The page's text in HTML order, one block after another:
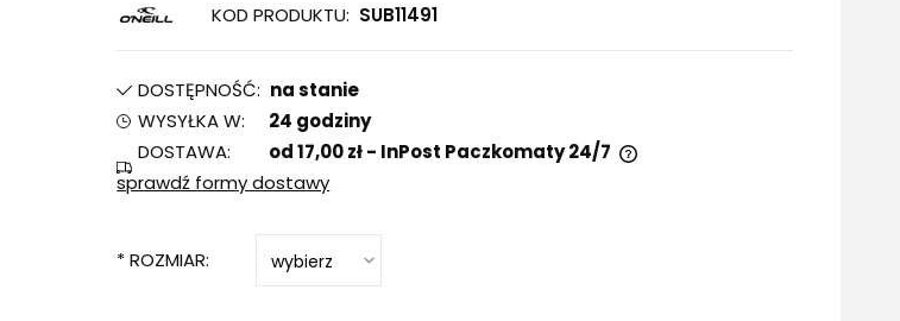
KOD PRODUKTU: SUB11491
DOSTĘPNOŚĆ: na stanie
WYSYŁKA W:
24 godziny
DOSTAWA:
od 17,00 zł - InPost Paczkomaty 24/7
kosztów płatności
sprawdź formy dostawy
*ROZMIAR: